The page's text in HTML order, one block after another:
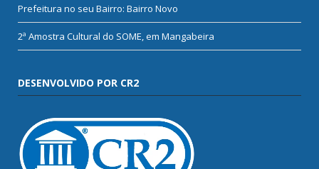
Prefeitura no seu Bairro: Bairro Novo
2ª Amostra Cultural do SOME, em Mangabeira
DESENVOLVIDO POR CR2